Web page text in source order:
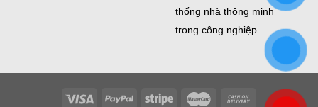
thống nhà thông minh
trong công nghiệp.